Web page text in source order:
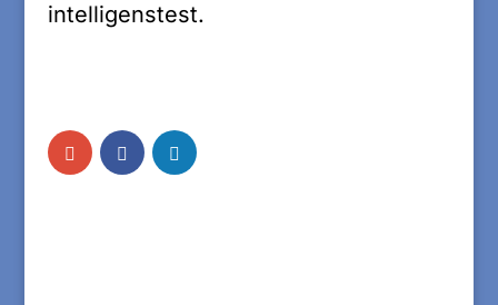
intelligenstest.